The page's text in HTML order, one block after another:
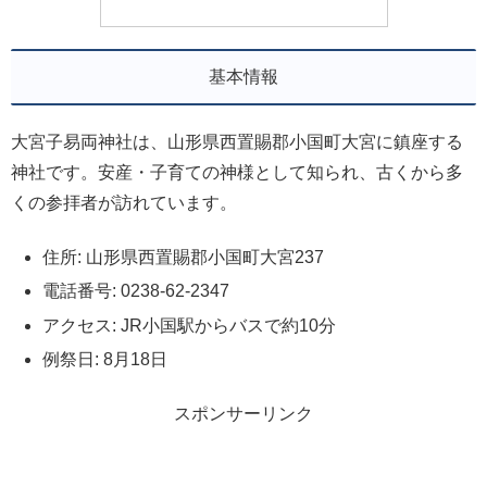
基本情報
大宮子易両神社は、山形県西置賜郡小国町大宮に鎮座する
神社です。安産・子育ての神様として知られ、古くから多
くの参拝者が訪れています。
住所: 山形県西置賜郡小国町大宮237
電話番号: 0238-62-2347
アクセス: JR小国駅からバスで約10分
例祭日: 8月18日
スポンサーリンク